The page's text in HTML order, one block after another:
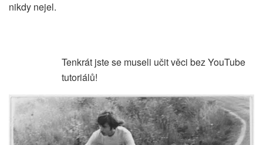
nikdy nejel.
Tenkrát jste se museli učit věci bez YouTube
tutoriálů!